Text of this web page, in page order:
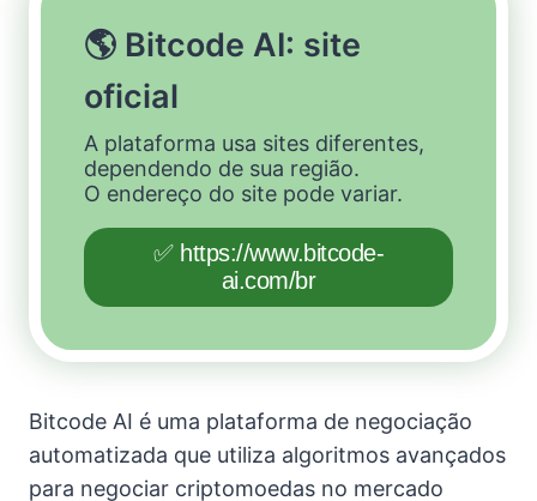
🌎 Bitcode AI: site
oficial
A plataforma usa sites diferentes,
dependendo de sua região.
O endereço do site pode variar.
✅ https://www.bitcode-
ai.com/br
Bitcode AI é uma plataforma de negociação
automatizada que utiliza algoritmos avançados
para negociar criptomoedas no mercado